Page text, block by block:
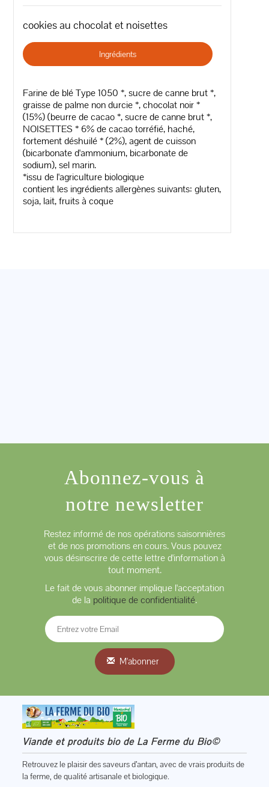
cookies au chocolat et noisettes
Ingrédients
Farine de blé Type 1050 *, sucre de canne brut *,
graisse de palme non durcie *, chocolat noir *
(15%) (beurre de cacao *, sucre de canne brut *,
NOISETTES * 6% de cacao torréfié, haché,
fortement déshuilé * (2%), agent de cuisson
(bicarbonate d'ammonium, bicarbonate de
sodium), sel marin.
*issu de l'agriculture biologique
contient les ingrédients allergènes suivants: gluten,
soja, lait, fruits à coque
Abonnez-vous à
notre newsletter
Restez informé de nos opérations saisonnières
et de nos promotions en cours. Vous pouvez
vous désinscrire de cette lettre d'information à
tout moment.
Le fait de vous abonner implique l'acceptation
de la politique de confidentialité.
M'abonner
Viande et produits bio de La Ferme du Bio©
Retrouvez le plaisir des saveurs d’antan, avec de vrais produits de
la ferme, de qualité artisanale et biologique.